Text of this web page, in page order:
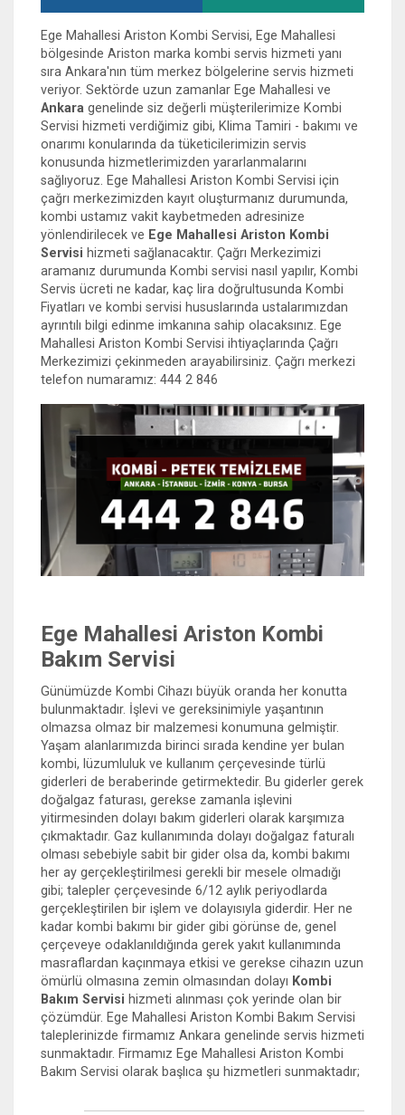
Ege Mahallesi Ariston Kombi Servisi, Ege Mahallesi
bölgesinde Ariston marka kombi servis hizmeti yanı
sıra Ankara'nın tüm merkez bölgelerine servis hizmeti
veriyor. Sektörde uzun zamanlar Ege Mahallesi ve
Ankara genelinde siz değerli müşterilerimize Kombi
Servisi hizmeti verdiğimiz gibi, Klima Tamiri - bakımı ve
onarımı konularında da tüketicilerimizin servis
konusunda hizmetlerimizden yararlanmalarını
sağlıyoruz. Ege Mahallesi Ariston Kombi Servisi için
çağrı merkezimizden kayıt oluşturmanız durumunda,
kombi ustamız vakit kaybetmeden adresinize
yönlendirilecek ve Ege Mahallesi Ariston Kombi
Servisi hizmeti sağlanacaktır. Çağrı Merkezimizi
aramanız durumunda Kombi servisi nasıl yapılır, Kombi
Servis ücreti ne kadar, kaç lira doğrultusunda Kombi
Fiyatları ve kombi servisi hususlarında ustalarımızdan
ayrıntılı bilgi edinme imkanına sahip olacaksınız. Ege
Mahallesi Ariston Kombi Servisi ihtiyaçlarında Çağrı
Merkezimizi çekinmeden arayabilirsiniz. Çağrı merkezi
telefon numaramız: 444 2 846
Ege Mahallesi Ariston Kombi
Bakım Servisi
Günümüzde Kombi Cihazı büyük oranda her konutta
bulunmaktadır. İşlevi ve gereksinimiyle yaşantının
olmazsa olmaz bir malzemesi konumuna gelmiştir.
Yaşam alanlarımızda birinci sırada kendine yer bulan
kombi, lüzumluluk ve kullanım çerçevesinde türlü
giderleri de beraberinde getirmektedir. Bu giderler gerek
doğalgaz faturası, gerekse zamanla işlevini
yitirmesinden dolayı bakım giderleri olarak karşımıza
çıkmaktadır. Gaz kullanımında dolayı doğalgaz faturalı
olması sebebiyle sabit bir gider olsa da, kombi bakımı
her ay gerçekleştirilmesi gerekli bir mesele olmadığı
gibi; talepler çerçevesinde 6/12 aylık periyodlarda
gerçekleştirilen bir işlem ve dolayısıyla giderdir. Her ne
kadar kombi bakımı bir gider gibi görünse de, genel
çerçeveye odaklanıldığında gerek yakıt kullanımında
masraflardan kaçınmaya etkisi ve gerekse cihazın uzun
ömürlü olmasına zemin olmasından dolayı Kombi
Bakım Servisi hizmeti alınması çok yerinde olan bir
çözümdür. Ege Mahallesi Ariston Kombi Bakım Servisi
taleplerinizde firmamız Ankara genelinde servis hizmeti
sunmaktadır. Firmamız Ege Mahallesi Ariston Kombi
Bakım Servisi olarak başlıca şu hizmetleri sunmaktadır;